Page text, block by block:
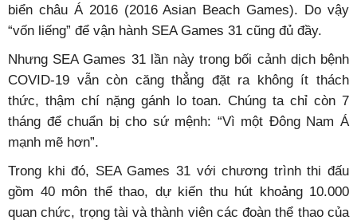
biển châu Á 2016 (2016 Asian Beach Games). Do vậy
“vốn liếng” để vận hành SEA Games 31 cũng đủ đầy.
Nhưng SEA Games 31 lần này trong bối cảnh dịch bệnh
COVID-19 vẫn còn căng thẳng đặt ra không ít thách
thức, thậm chí nặng gánh lo toan. Chúng ta chỉ còn 7
tháng để chuẩn bị cho sứ mệnh: “Vì một Đông Nam Á
mạnh mẽ hơn”.
Trong khi đó, SEA Games 31 với chương trình thi đấu
gồm 40 môn thể thao, dự kiến thu hút khoảng 10.000
quan chức, trọng tài và thành viên các đoàn thể thao của